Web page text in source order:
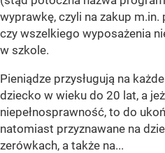
wyprawkę, czyli na zakup
czy wszelkiego wyposażenia
w szkole.
Pieniądze przysługują na
dziecko w wieku do 20 lat, a
niepełnosprawność, to do
natomiast przyznawane na
zerówkach, a także na...